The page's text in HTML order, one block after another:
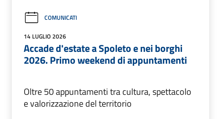
COMUNICATI
14 LUGLIO 2026
Accade d'estate a Spoleto e nei borghi
2026. Primo weekend di appuntamenti
Oltre 50 appuntamenti tra cultura, spettacolo
e valorizzazione del territorio